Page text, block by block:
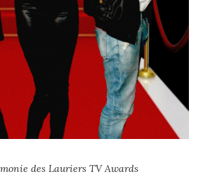
des Lauriers TV Awards